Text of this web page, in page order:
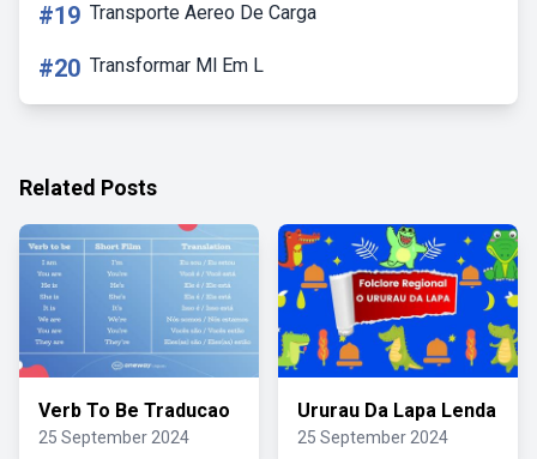
#19 Transporte Aereo De Carga
#20 Transformar Ml Em L
Related Posts
Verb To Be Traducao
25 September 2024
Ururau Da Lapa Lenda
25 September 2024